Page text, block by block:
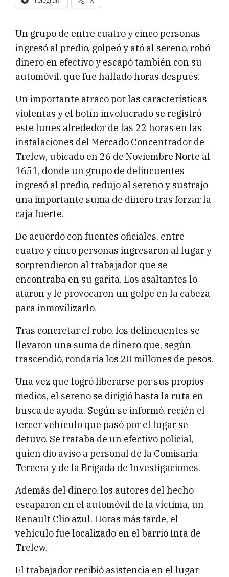
Un grupo de entre cuatro y cinco personas
ingresó al predio, golpeó y ató al sereno, robó
dinero en efectivo y escapó también con su
automóvil, que fue hallado horas después.
Un importante atraco por las características
violentas y el botín involucrado se registró
este lunes alrededor de las 22 horas en las
instalaciones del Mercado Concentrador de
Trelew, ubicado en 26 de Noviembre Norte al
1651, donde un grupo de delincuentes
ingresó al predio, redujo al sereno y sustrajo
una importante suma de dinero tras forzar la
caja fuerte.
De acuerdo con fuentes oficiales, entre
cuatro y cinco personas ingresaron al lugar y
sorprendieron al trabajador que se
encontraba en su garita. Los asaltantes lo
ataron y le provocaron un golpe en la cabeza
para inmovilizarlo.
Tras concretar el robo, los delincuentes se
llevaron una suma de dinero que, según
trascendió, rondaría los 20 millones de pesos.
Una vez que logró liberarse por sus propios
medios, el sereno se dirigió hasta la ruta en
busca de ayuda. Según se informó, recién el
tercer vehículo que pasó por el lugar se
detuvo. Se trataba de un efectivo policial,
quien dio aviso a personal de la Comisaría
Tercera y de la Brigada de Investigaciones.
Además del dinero, los autores del hecho
escaparon en el automóvil de la víctima, un
Renault Clio azul. Horas más tarde, el
vehículo fue localizado en el barrio Inta de
Trelew.
El trabajador recibió asistencia en el lugar